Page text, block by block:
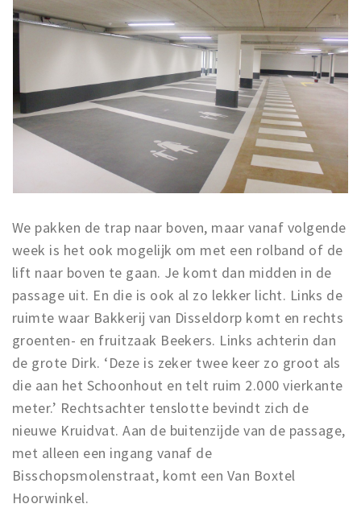
We pakken de trap naar boven, maar vanaf volgende
week is het ook mogelijk om met een rolband of de
lift naar boven te gaan. Je komt dan midden in de
passage uit. En die is ook al zo lekker licht. Links de
ruimte waar Bakkerij van Disseldorp komt en rechts
groenten- en fruitzaak Beekers. Links achterin dan
de grote Dirk. ‘Deze is zeker twee keer zo groot als
die aan het Schoonhout en telt ruim 2.000 vierkante
meter.’ Rechtsachter tenslotte bevindt zich de
nieuwe Kruidvat. Aan de buitenzijde van de passage,
met alleen een ingang vanaf de
Bisschopsmolenstraat, komt een Van Boxtel
Hoorwinkel.